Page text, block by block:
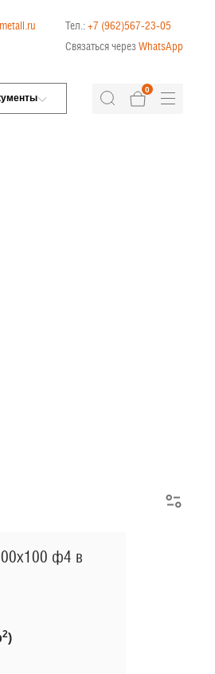
Тел.:+7 (962)567-23-05
Связаться черезWhatsApp
0
ф4 в
2)